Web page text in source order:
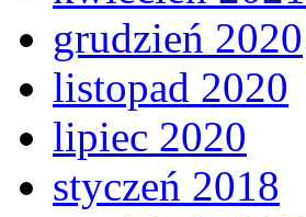
grudzień 2020
listopad 2020
lipiec 2020
styczeń 2018